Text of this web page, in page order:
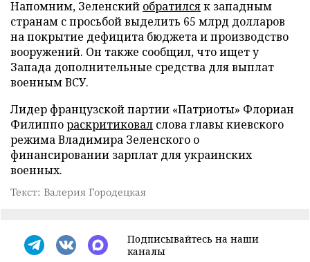
Напомним, Зеленский обратилсяк западным
странам с просьбой выделить 65 млрд долларов
на покрытие дефицита бюджета и производство
вооружений. Он также сообщил, что ищет у
Запада дополнительные средства для выплат
военным ВСУ.
Лидер французской партии «Патриоты» Флориан
Филиппораскритиковал слова главы киевского
режима Владимира Зеленского о
финансировании зарплат для украинских
военных.
Текст: Валерия Городецкая
Подписывайтесь на наши
каналы